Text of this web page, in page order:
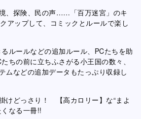
、探険、民の声……「百万迷宮」のキ
アップして、コミックとルールで楽し
ルールなどの追加ルール、PCたちを助
ちの前に立ちふさがる小王国の数々、
ムなどの追加データもたっぷり収録し
けどっさり！ 【高カロリー】な“まよ
なる一冊!!